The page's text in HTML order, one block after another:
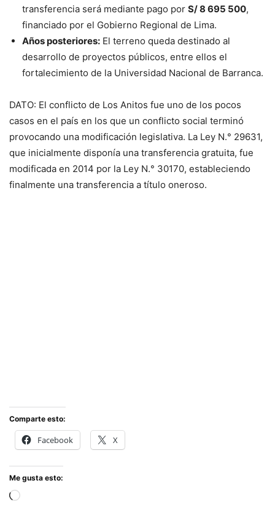
transferencia será mediante pago por S/ 8 695 500,
financiado por el Gobierno Regional de Lima.
Años posteriores: El terreno queda destinado al
desarrollo de proyectos públicos, entre ellos el
fortalecimiento de la Universidad Nacional de Barranca.
DATO: El conflicto de Los Anitos fue uno de los pocos
casos en el país en los que un conflicto social terminó
provocando una modificación legislativa. La Ley N.° 29631,
que inicialmente disponía una transferencia gratuita, fue
modificada en 2014 por la Ley N.° 30170, estableciendo
finalmente una transferencia a título oneroso.
Comparte esto:
Facebook X
Me gusta esto:
Cargando...